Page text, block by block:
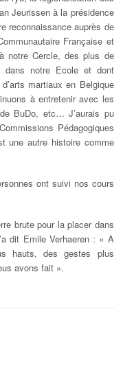
Jeurissen à la présidence
reconnaissance auprès de
Française et
notre Cercle, des plus de
dans notre Ecole et dont
martiaux en Belgique
à entretenir avec les
BuDo, etc… J’aurais pu
Pédagogiques
une autre histoire comme
ont suivi nos cours
brute pour la placer dans
dit Emile Verhaeren : « A
hauts, des gestes plus
avons fait ».